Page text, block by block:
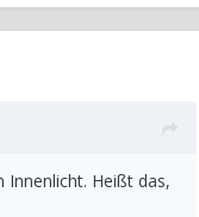
Innenlicht. Heißt das,